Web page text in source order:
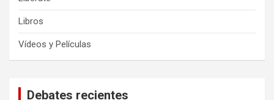
Libros
Vídeos y Películas
Debates recientes